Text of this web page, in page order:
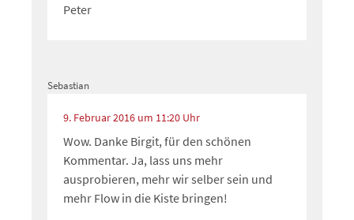
Peter
Sebastian
9. Februar 2016 um 11:20 Uhr
Wow. Danke Birgit, für den schönen
Kommentar. Ja, lass uns mehr
ausprobieren, mehr wir selber sein und
mehr Flow in die Kiste bringen!